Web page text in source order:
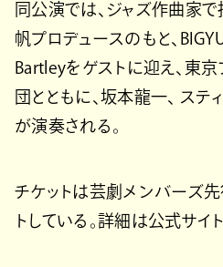
同公演では、ジャズ作曲家
帆プロデュースのもと、
Bartleyをゲストに迎え、東
団とともに、坂本龍一、 ステ
が演奏される。
チケットは芸劇メンバーズ
トしている。詳細は公式サイ